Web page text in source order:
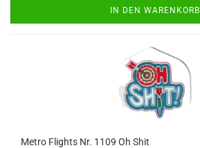
IN DEN WARENKORB
Metro Flights Nr. 1109 Oh Shit